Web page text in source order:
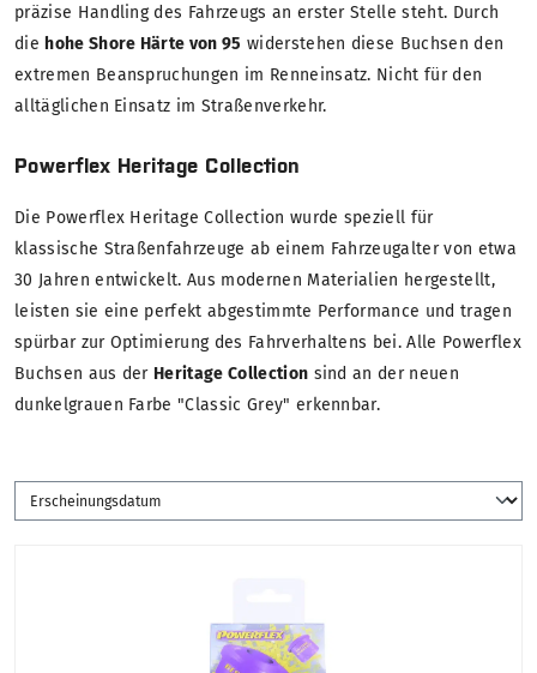
präzise Handling des Fahrzeugs an erster Stelle steht. Durch
die hohe Shore Härte von 95 widerstehen diese Buchsen den
extremen Beanspruchungen im Renneinsatz. Nicht für den
alltäglichen Einsatz im Straßenverkehr.
Powerflex Heritage Collection
Die Powerflex Heritage Collection wurde speziell für
klassische Straßenfahrzeuge ab einem Fahrzeugalter von etwa
30 Jahren entwickelt. Aus modernen Materialien hergestellt,
leisten sie eine perfekt abgestimmte Performance und tragen
spürbar zur Optimierung des Fahrverhaltens bei. Alle Powerflex
Buchsen aus der Heritage Collection sind an der neuen
dunkelgrauen Farbe "Classic Grey" erkennbar.